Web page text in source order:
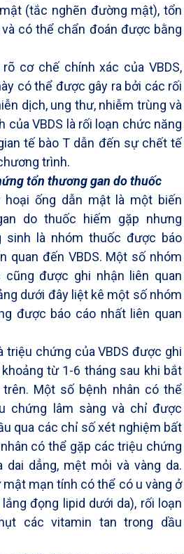
(tắc nghẽn đường mật), tổn
có thể chẩn đoán được bằng
rõ cơ chế chính xác của VBDS,
có thể được gây ra bởi các rối
dịch, ung thư, nhiễm trùng và
của VBDS là rối loạn chức năng
tế bào T dẫn đến sự chết tế
trình.
tổn thương gan do thuốc
hoại ống dẫn mật là một biến
do thuốc hiếm gặp nhưng
sinh là nhóm thuốc được báo
quan đến VBDS. Một số nhóm
được ghi nhận liên quan
dưới đây liệt kê một số nhóm
được báo cáo nhất liên quan
triệu chứng của VBDS được ghi
từ 1-6 tháng sau khi bắt
Một số bệnh nhân có thể
chứng lâm sàng và chỉ được
qua các chỉ số xét nghiệm bất
có thể gặp các triệu chứng
dẳng, mệt mỏi và vàng da.
mật mạn tính có thể có u vàng ở
đọng lipid dưới da), rối loạn
các vitamin tan trong dầu